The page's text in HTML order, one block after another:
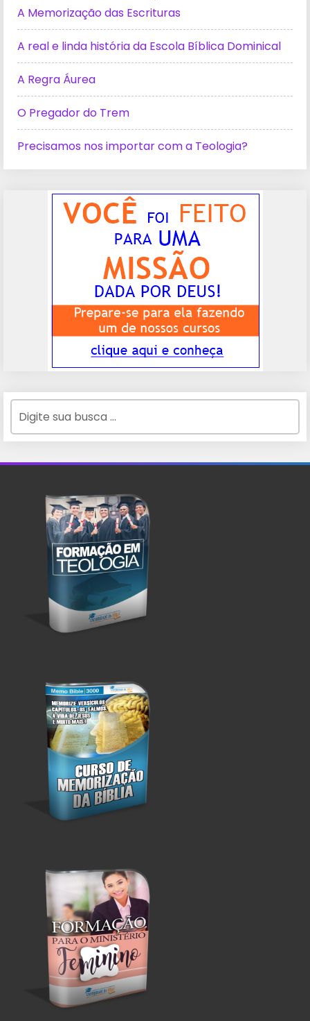
A Memorização das Escrituras
A real e linda história da Escola Bíblica Dominical
A Regra Áurea
O Pregador do Trem
Precisamos nos importar com a Teologia?